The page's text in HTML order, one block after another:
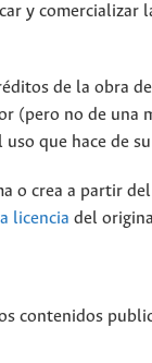
y comercializar
de la obra
(pero no de una
que hace de
o crea a partir
licencia del
contenidos